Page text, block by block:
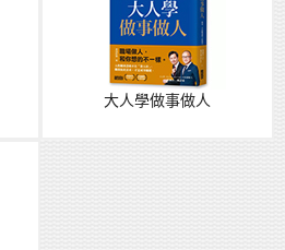
大人學做事做人